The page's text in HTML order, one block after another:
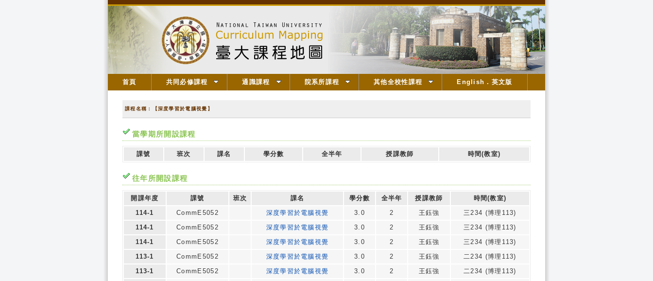
首頁 共同必修課程 通識課程 院系所課程 其他全校性課程 English．英文版
課程名稱：【深度學習於電腦視覺】
當學期所開設課程
課號 班次 課名 學分數 全半年 授課教師 時間(教室)
往年所開設課程
開課年度 課號 班次 課名 學分數 全半年 授課教師
時間(教室)
114-1
CommE5052 深度學習於電腦視覺 3.0 2 王鈺強
三234 (博理113)
114-1
CommE5052 深度學習於電腦視覺 3.0 2 王鈺強
三234 (博理113)
114-1
CommE5052 深度學習於電腦視覺 3.0 2 王鈺強
三234 (博理113)
113-1
CommE5052 深度學習於電腦視覺 3.0 2 王鈺強
二234 (博理113)
113-1
CommE5052 深度學習於電腦視覺 3.0 2 王鈺強
二234 (博理113)